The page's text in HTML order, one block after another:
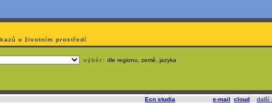
o životním prostředí
výběr: dle regionu, země, jazyka
Ecn studia e-mail cloud další